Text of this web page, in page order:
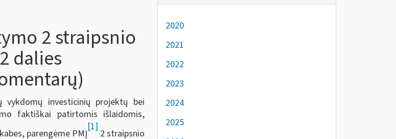
2 straipsnio
dalies
vykdomų investicinių projektų bei
faktiškai patirtomis išlaidomis,
parengėme PMĮ
[1]
2 straipsnio
2020
2021
2022
2023
2024
2025